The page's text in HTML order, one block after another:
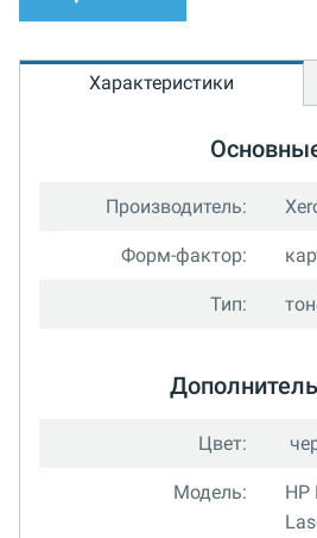
Характеристики
Производитель:
Форм-фактор:
Тип:
Цвет:
Модель:
HP